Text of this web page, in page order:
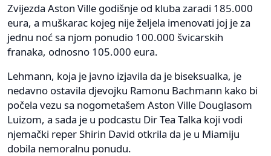
Zvijezda Aston Ville godišnje od kluba zaradi 185.000
eura, a muškarac kojeg nije željela imenovati joj je za
jednu noć sa njom ponudio 100.000 švicarskih
franaka, odnosno 105.000 eura.
Lehmann, koja je javno izjavila da je biseksualka, je
nedavno ostavila djevojku Ramonu Bachmann kako bi
počela vezu sa nogometašem Aston Ville Douglasom
Luizom, a sada je u podcastu Dir Tea Talka koji vodi
njemački reper Shirin David otkrila da je u Miamiju
dobila nemoralnu ponudu.